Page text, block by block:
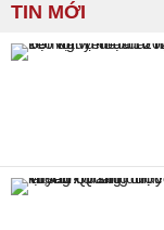
TIN MỚI